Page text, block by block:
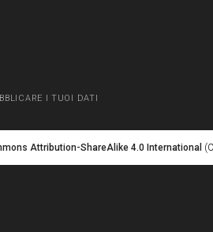
I TUOI DATI
Attribution-ShareAlike 4.0 International